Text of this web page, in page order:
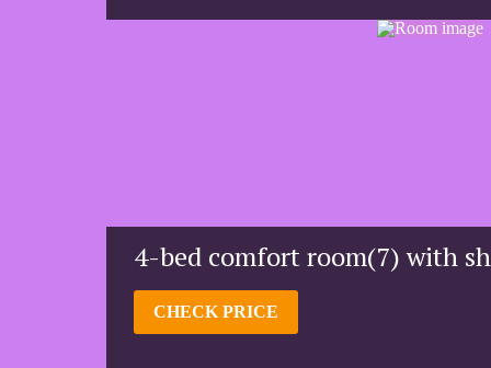
4-bed comfort room(7) with
CHECK PRICE